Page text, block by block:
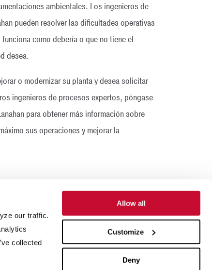
our traffic.
collected
Allow all
Customize
Deny
ambientales. Los ingenieros de
pueden resolver las dificultades operativas
como debería o que no tiene el
desea.
o modernizar su planta y desea solicitar
ingenieros de procesos expertos, póngase
para obtener más información sobre
sus operaciones y mejorar la
Certificación ISO
Comuníquese con nosotros